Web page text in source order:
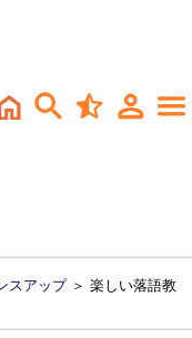
スアップ＞ 楽しい落語教